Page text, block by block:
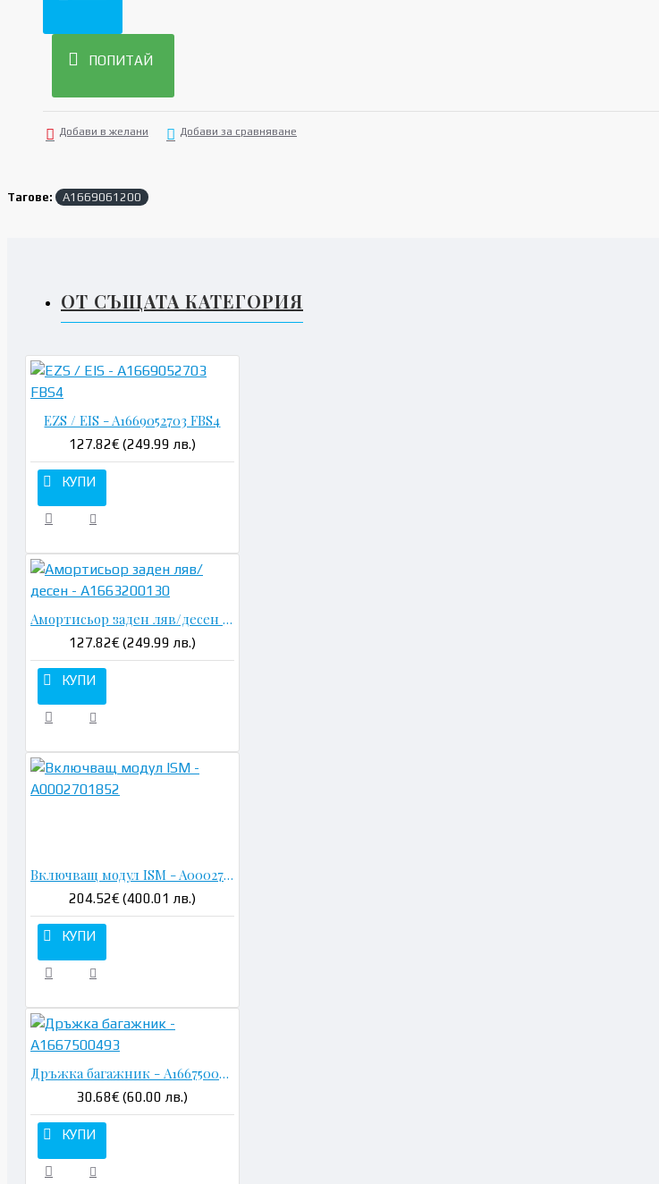
ПОПИТАЙ
Добави в желани Добави за сравняване
Тагове: A1669061200
ОТ СЪЩАТА КАТЕГОРИЯ
EZS / EIS - A1669052703 FBS4
127.82€ (249.99 лв.)
КУПИ
Амортисьор заден ляв/десен - A1663200130
127.82€ (249.99 лв.)
КУПИ
Включващ модул ISM - A0002701852
204.52€ (400.01 лв.)
КУПИ
Дръжка багажник - A1667500493
30.68€ (60.00 лв.)
КУПИ